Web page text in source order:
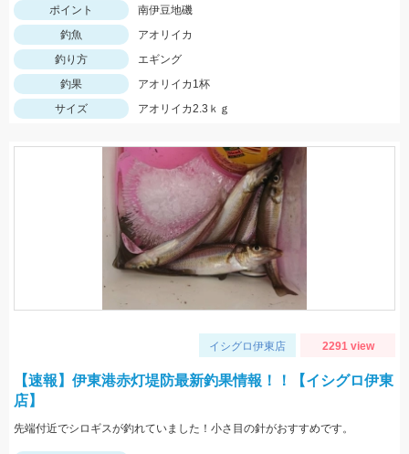
ポイント
南伊豆地磯
釣魚
アオリイカ
釣り方
エギング
釣果
アオリイカ1杯
サイズ
アオリイカ2.3ｋｇ
イシグロ伊東店 2291 view
【速報】伊東港赤灯堤防最新釣果情報！！【イシグロ伊東
店】
先端付近でシロギスが釣れていました！小さ目の針がおすすめです。